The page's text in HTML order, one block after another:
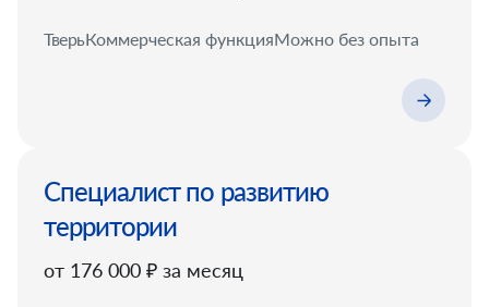
ТверьКоммерческая функцияМожно без опыта
Специалист по развитию
территории
от 176 000 ₽ за месяц